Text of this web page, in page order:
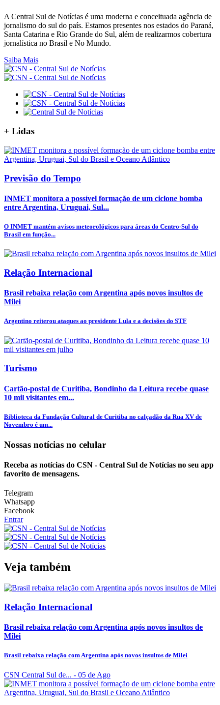
A Central Sul de Notícias é uma moderna e conceituada agência de
jornalismo do sul do país. Estamos presentes nos estados do Paraná,
Santa Catarina e Rio Grande do Sul, além de realizarmos cobertura
jornalística no Brasil e No Mundo.
Saiba Mais
+ Lidas
Previsão do Tempo
INMET monitora a possível formação de um ciclone bomba
entre Argentina, Uruguai, Sul...
O INMET mantém avisos meteorológicos para áreas do Centro-Sul do
Brasil em função...
Relação Internacional
Brasil rebaixa relação com Argentina após novos insultos de
Milei
Argentino reiterou ataques ao presidente Lula e a decisões do STF
Turismo
Cartão-postal de Curitiba, Bondinho da Leitura recebe quase
10 mil visitantes em...
Biblioteca da Fundação Cultural de Curitiba no calçadão da Rua XV de
Novembro é um...
Nossas notícias no celular
Receba as notícias do CSN - Central Sul de Notícias no seu app
favorito de mensagens.
Telegram
Whatsapp
Facebook
Entrar
Veja também
Relação Internacional
Brasil rebaixa relação com Argentina após novos insultos de
Milei
Brasil rebaixa relação com Argentina após novos insultos de Milei
CSN Central Sul de... - 05 de Ago